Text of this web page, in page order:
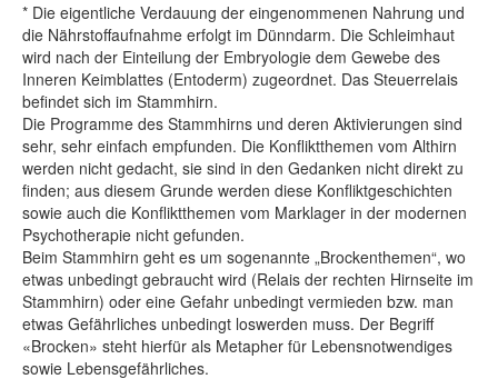
* Die eigentliche Verdauung der eingenommenen Nahrung und
die Nährstoffaufnahme erfolgt im Dünndarm. Die Schleimhaut
wird nach der Einteilung der Embryologie dem Gewebe des
Inneren Keimblattes (Entoderm) zugeordnet. Das Steuerrelais
befindet sich im Stammhirn.
Die Programme des Stammhirns und deren Aktivierungen sind
sehr, sehr einfach empfunden. Die Konfliktthemen vom Althirn
werden nicht gedacht, sie sind in den Gedanken nicht direkt zu
finden; aus diesem Grunde werden diese Konfliktgeschichten
sowie auch die Konfliktthemen vom Marklager in der modernen
Psychotherapie nicht gefunden.
Beim Stammhirn geht es um sogenannte „Brockenthemen“, wo
etwas unbedingt gebraucht wird (Relais der rechten Hirnseite im
Stammhirn) oder eine Gefahr unbedingt vermieden bzw. man
etwas Gefährliches unbedingt loswerden muss. Der Begriff
«Brocken» steht hierfür als Metapher für Lebensnotwendiges
sowie Lebensgefährliches.